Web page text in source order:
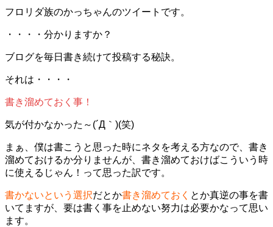
フロリダ族のかっちゃんのツイートです。
・・・・分かりますか？
ブログを毎日書き続けて投稿する秘訣。
それは・・・・
書き溜めておく事！
気が付かなかった～(´Д｀)(笑)
まぁ、僕は書こうと思った時にネタを考える方なので、書き
溜めておけるか分りませんが、書き溜めておけばこういう時
に使えるじゃん！って思った訳です。
書かないという選択だとか書き溜めておく とか真逆の事を書
いてますが、要は書く事を止めない努力は必要かなって思い
ます。